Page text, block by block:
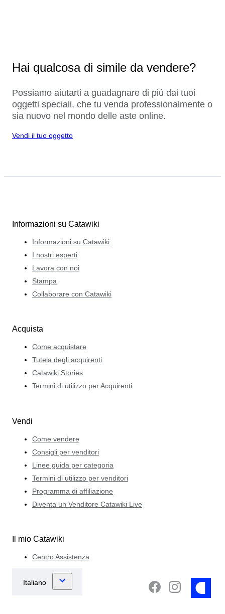
Hai qualcosa di simile da vendere?
Possiamo aiutarti a guadagnare di più dai tuoi
oggetti speciali, che tu venda professionalmente o
sia nuovo nel mondo delle aste online.
Vendi il tuo oggetto
Informazioni su Catawiki
Informazioni su Catawiki
I nostri esperti
Lavora con noi
Stampa
Collaborare con Catawiki
Acquista
Come acquistare
Tutela degli acquirenti
Catawiki Stories
Termini di utilizzo per Acquirenti
Vendi
Come vendere
Consigli per venditori
Linee guida per categoria
Termini di utilizzo per venditori
Programma di affiliazione
Diventa un Venditore Catawiki Live
Il mio Catawiki
Centro Assistenza